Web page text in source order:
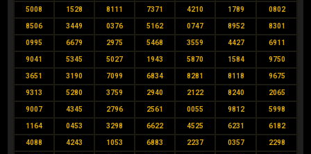
5008 1528 8111 7371 4210 1789 0802
8506 3449 0376 5162 0747 8952 8301
0995 6679 2975 5468 3559 4427 6911
9041 5345 5027 1943 5870 1584 9750
3651 3190 7099 6834 8281 8118 9675
9313 5280 3759 2940 2122 8240 2065
9007 4345 2796 2561 0055 9812 5998
1164 0453 3298 6622 4525 6231 6182
4088 4243 1053 6883 2237 0357 2298